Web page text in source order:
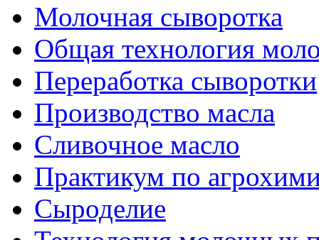
Молочная сыворотка
Общая технология
Переработка сыворотки
Производство масла
Сливочное масло
Практикум по
Сыроделие